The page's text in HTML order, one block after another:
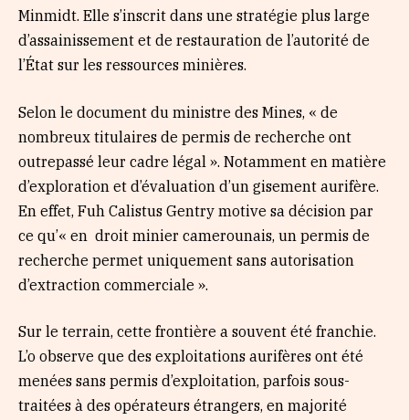
Minmidt. Elle s’inscrit dans une stratégie plus large
d’assainissement et de restauration de l’autorité de
l’État sur les ressources minières.
Selon le document du ministre des Mines, « de
nombreux titulaires de permis de recherche ont
outrepassé leur cadre légal ». Notamment en matière
d’exploration et d’évaluation d’un gisement aurifère.
En effet, Fuh Calistus Gentry motive sa décision par
ce qu’« en droit minier camerounais, un permis de
recherche permet uniquement sans autorisation
d’extraction commerciale ».
Sur le terrain, cette frontière a souvent été franchie.
L’o observe que des exploitations aurifères ont été
menées sans permis d’exploitation, parfois sous-
traitées à des opérateurs étrangers, en majorité